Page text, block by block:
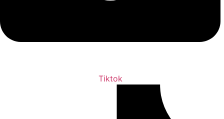
Tiktok